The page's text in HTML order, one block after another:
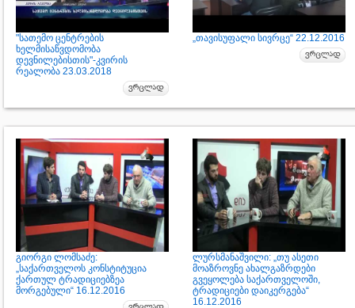
"სათემო ცენტრების
ხელმისაწვდომობა
დევნილებისთის"-კვირის
რეალობა 23.03.2018
„თავისუფალი სივრცე“ 22.12.2016
გიორგი ლომსაძე:
„საქართველოს კონსტიტუცია
ქართულ ტრადიციებზეა
მორგებული“ 16.12.2016
ლურსმანაშვილი: „თუ ასეთი
მოაზროვნე ახალგაზრდები
გვეყოლება საქართველოში,
ტრადიციები დაიკერგება“
16.12.2016